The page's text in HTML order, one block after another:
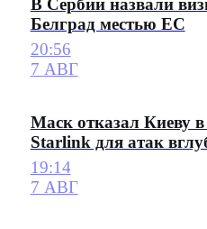
В Сербии назвали
Белград местью ЕС
20:56
7 АВГ
Маск отказал Киеву
Starlink для атак
19:14
7 АВГ